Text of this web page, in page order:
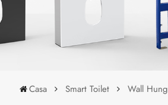
Casa Smart Toilet Wall Hung